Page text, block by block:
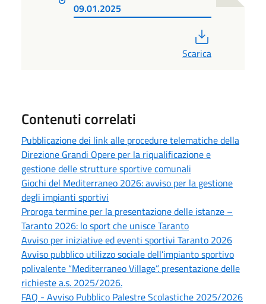
09.01.2025
Scarica
Contenuti correlati
Pubblicazione dei link alle procedure telematiche della
Direzione Grandi Opere per la riqualificazione e
gestione delle strutture sportive comunali
Giochi del Mediterraneo 2026: avviso per la gestione
degli impianti sportivi
Proroga termine per la presentazione delle istanze –
Taranto 2026: lo sport che unisce Taranto
Avviso per iniziative ed eventi sportivi Taranto 2026
Avviso pubblico utilizzo sociale dell’impianto sportivo
polivalente “Mediterraneo Village”. presentazione delle
richieste a.s. 2025/2026.
FAQ - Avviso Pubblico Palestre Scolastiche 2025/2026